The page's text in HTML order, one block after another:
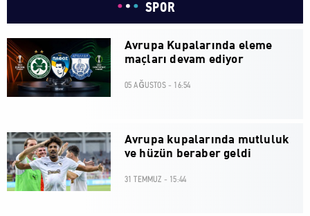
SPOR
Avrupa Kupalarında eleme
maçları devam ediyor
05 AĞUSTOS - 16:54
Avrupa kupalarında mutluluk
ve hüzün beraber geldi
31 TEMMUZ - 15:44